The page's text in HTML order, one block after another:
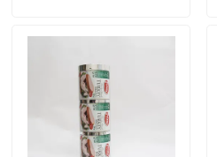
企業情報
会社案内